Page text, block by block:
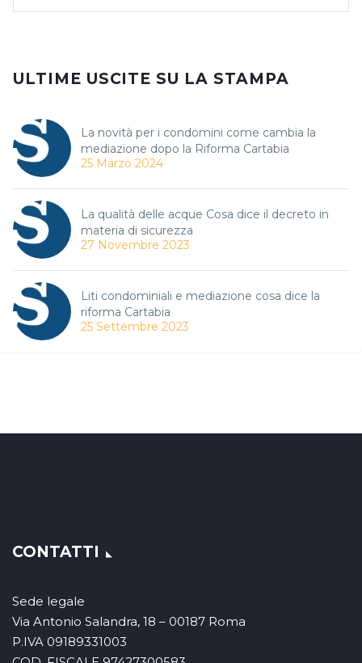
ULTIME USCITE SU LA STAMPA
La novità per i condomini come cambia la
mediazione dopo la Riforma Cartabia
25 Marzo 2024
La qualità delle acque Cosa dice il decreto in
materia di sicurezza
27 Novembre 2023
Liti condominiali e mediazione cosa dice la
riforma Cartabia
25 Settembre 2023
CONTATTI
Sede legale
Via Antonio Salandra, 18 – 00187 Roma
P.IVA 09189331003